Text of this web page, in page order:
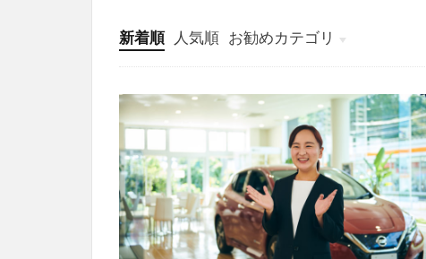
新着順 人気順 お勧めカテゴリ
投稿
学び
マンガ
電子書籍